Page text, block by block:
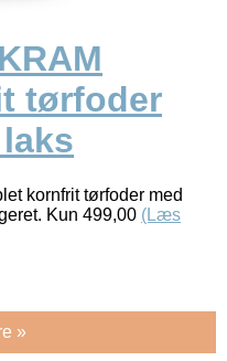
tørfoder
kornfrit tørfoder med
Kun 499,00 (Læs
»